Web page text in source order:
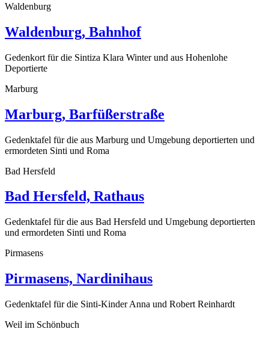
Waldenburg
Waldenburg, Bahnhof
Gedenkort für die Sintiza Klara Winter und aus Hohenlohe
Deportierte
Marburg
Marburg, Barfüßerstraße
Gedenktafel für die aus Marburg und Umgebung deportierten und
ermordeten Sinti und Roma
Bad Hersfeld
Bad Hersfeld, Rathaus
Gedenktafel für die aus Bad Hersfeld und Umgebung deportierten
und ermordeten Sinti und Roma
Pirmasens
Pirmasens, Nardinihaus
Gedenktafel für die Sinti-Kinder Anna und Robert Reinhardt
Weil im Schönbuch